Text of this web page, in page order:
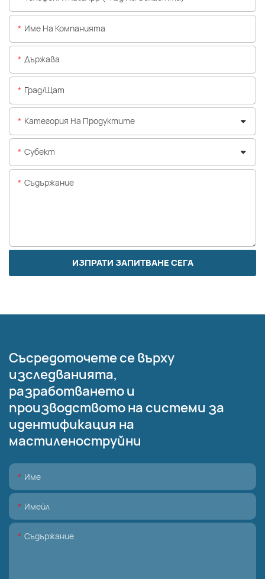
Име На Компанията
Държава
Град/щат
Категория На Продуктите
Субект
Съдържание
ИЗПРАТИ ЗАПИТВАНЕ СЕГА
Съсредоточете се върху
изследванията,
разработването и
производството на системи за
идентификация на
мастиленоструйни
Име
Имейл
Съдържание